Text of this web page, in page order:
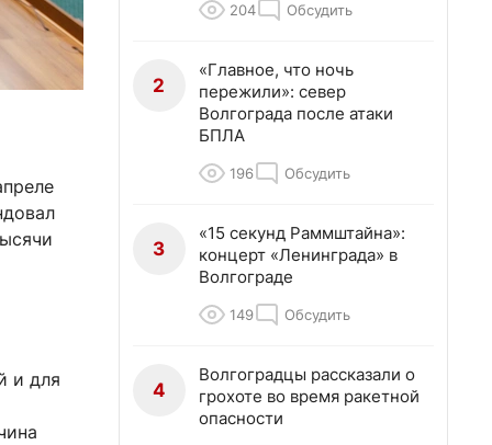
и для
204 Обсудить
2
«Главное, что ночь
пережили»: север
Волгограда после атаки
БПЛА
196 Обсудить
3
«15 секунд Раммштайна»:
концерт «Ленинграда» в
Волгограде
149 Обсудить
4
Волгоградцы рассказали о
грохоте во время ракетной
опасности